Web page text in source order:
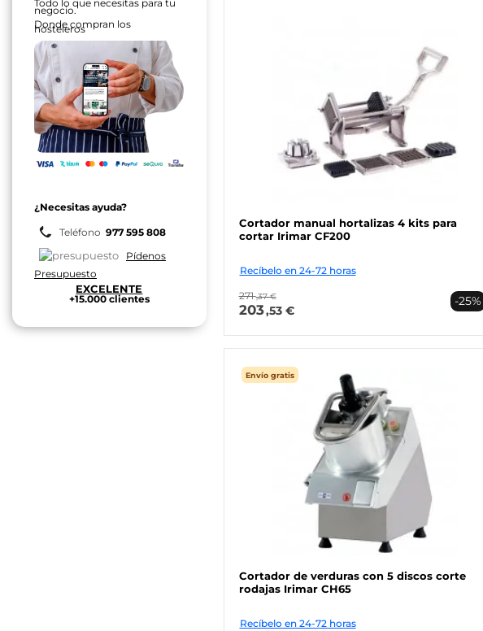
Cortador manual hortalizas 4 kits para
cortar Irimar CF200
Recíbelo en 24-72 horas
271 ,37 €
203,53 €
-25%
Envío gratis
Cortador de verduras con 5 discos corte
rodajas Irimar CH65
Recíbelo en 24-72 horas
Todo lo que necesitas para tu
negocio.
Donde compran los
hosteleros
¿Necesitas ayuda?
Teléfono 977 595 808
Pídenos
Presupuesto
EXCELENTE
+15.000 clientes